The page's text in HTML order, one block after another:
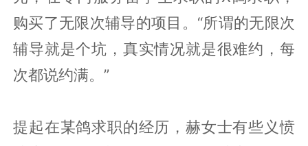
购买了无限次辅导的项目。“所谓的无限次
辅导就是个坑，真实情况就是很难约，每
次都说约满。”
提起在某鸽求职的经历，赫女士有些义愤